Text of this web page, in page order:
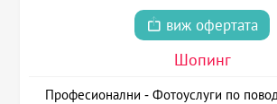
виж офертата
Шопинг
Професионални - Фотоуслуги по